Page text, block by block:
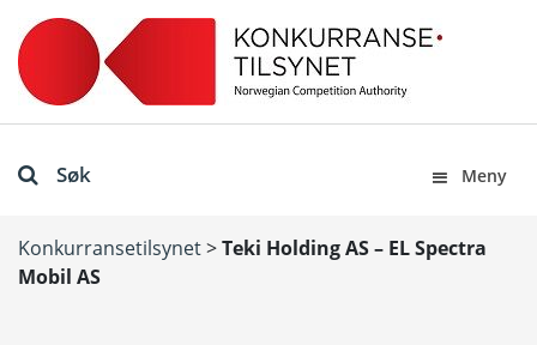
Søk Meny
Konkurransetilsynet>Teki Holding AS – EL Spectra
Mobil AS